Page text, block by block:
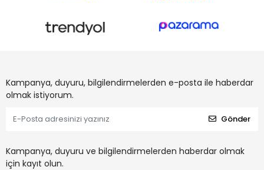
Kampanya, duyuru, bilgilendirmelerden e-posta ile haberdar
olmak istiyorum.
Gönder
Kampanya, duyuru ve bilgilendirmelerden haberdar olmak
için kayıt olun.